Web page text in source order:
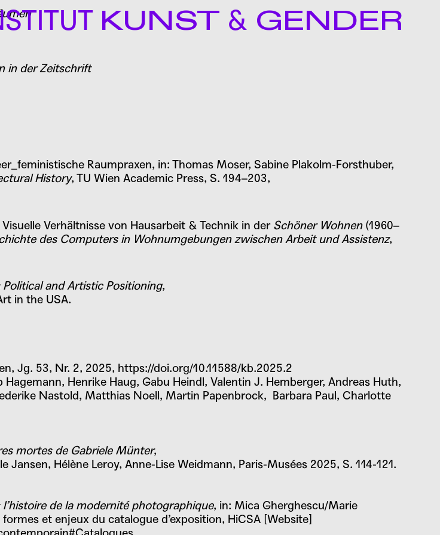
KUNST & GENDER
in der Zeitschrift
Raumpraxen, in: Thomas Moser, Sabine Plakolm-Forsthuber,
History, TU Wien Academic Press, S. 194–203,
Verhältnisse von Hausarbeit & Technik in der Schöner Wohnen(1960–
des Computers in Wohnumgebungen zwischen Arbeit und Assistenz,
and Artistic Positioning,
in the USA.
Jg. 53, Nr. 2, 2025, https://doi.org/10.11588/kb.2025.2
Henrike Haug, Gabu Heindl, Valentin J. Hemberger, Andreas Huth,
Nastold, Matthias Noell, Martin Papenbrock, Barbara Paul, Charlotte
mortes de Gabriele Münter,
Jansen, Hélène Leroy, Anne-Lise Weidmann, Paris-Musées 2025, S. 114-121.
de la modernité photographique, in: Mica Gherghescu/Marie
et enjeux du catalogue d’exposition, HiCSA [Website]